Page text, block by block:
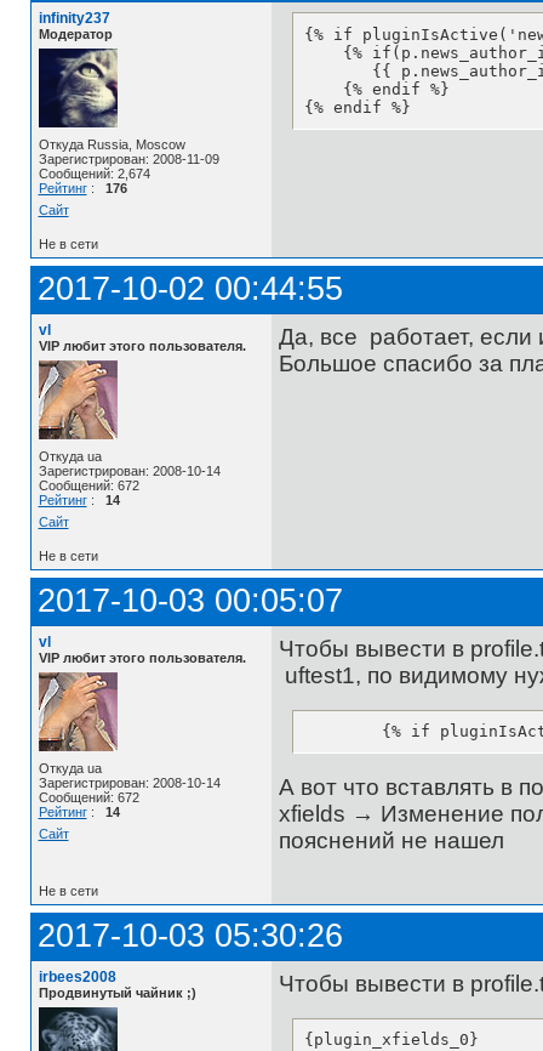
infinity237
Модератор
Откуда Russia, Moscow
Зарегистрирован: 2008-11-09
Сообщений: 2,674
Рейтинг: 176
Сайт
{% if
{%
{{
    {% endif %}
{% endif %}
Не в сети
2017-10-02 00:44:55
vl
VIP любит этого пользователя.
Откуда ua
Зарегистрирован: 2008-10-14
Сообщений: 672
Рейтинг: 14
Сайт
Да, все работает,
Большое спасибо за
Не в сети
2017-10-03 00:05:07
vl
VIP любит этого пользователя.
Откуда ua
Зарегистрирован: 2008-10-14
Сообщений: 672
Рейтинг: 14
Сайт
Чтобы вывести в
uftest1, по видимому
{% if
А вот что вставлять в
xfields → Изменение
пояснений не нашел
Не в сети
2017-10-03 05:30:26
irbees2008
Продвинутый чайник ;) Чтобы вывести в
{plugin_xfields_0}